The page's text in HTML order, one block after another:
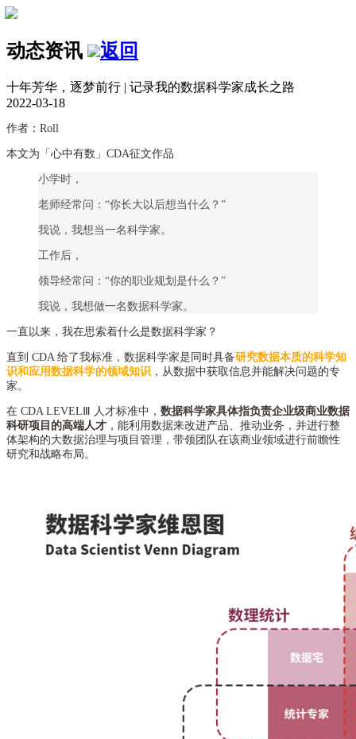
动态资讯 返回
十年芳华，逐梦前行 | 记录我的数据科学家成长之路
2022-03-18
作者：Roll
本文为「心中有数」CDA征文作品
小学时，
老师经常问：“你长大以后想当什么？”
我说，我想当一名科学家。
工作后，
领导经常问：“你的职业规划是什么？”
我说，我想做一名数据科学家。
一直以来，我在思索着什么是数据科学家？
直到 CDA 给了我标准，数据科学家是同时具备研究数据本质的科学知
识和应用数据科学的领域知识 ，从数据中获取信息并能解决问题的专
家。
在 CDA LEVELⅢ 人才标准中， 数据科学家具体指负责企业级商业数据
科研项目的高端人才 ，能利用数据来改进产品、推动业务，并进行整
体架构的大数据治理与项目管理，带领团队在该商业领域进行前瞻性
研究和战略布局。